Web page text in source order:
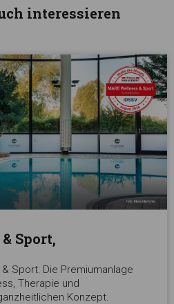
interessieren
Sport,
Sport: Die Premiumanlage
Therapie und
Konzept.